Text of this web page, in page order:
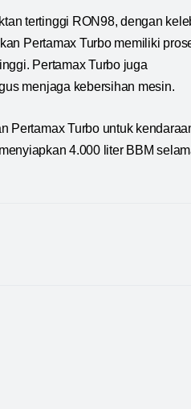
tertinggi RON98, dengan
Pertamax Turbo memiliki
Pertamax Turbo juga
menjaga kebersihan mesin.
Pertamax Turbo untuk
4.000 liter BBM